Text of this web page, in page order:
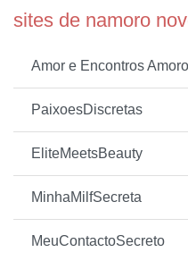
sites de namoro
Amor e Encontros
PaixoesDiscretas
EliteMeetsBeauty
MinhaMilfSecreta
MeuContactoSecreto